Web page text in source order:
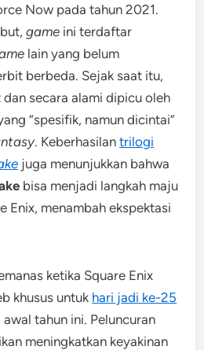
Now pada tahun 2021.
game ini terdaftar
lain yang belum
berbeda. Sejak saat itu,
secara alami dipicu oleh
“spesifik, namun dicintai”
. Keberhasilantrilogi
juga menunjukkan bahwa
bisa menjadi langkah maju
Enix, menambah ekspektasi
ketika Square Enix
khusus untuk hari jadi ke-25
awal tahun ini. Peluncuran
meningkatkan keyakinan